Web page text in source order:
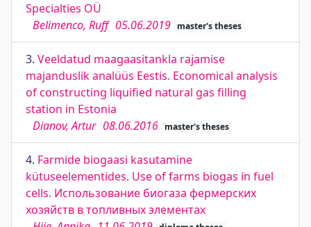
Specialties OÜ
Belimenco, Ruff 05.06.2019 master's theses
3. Veeldatud maagaasitankla rajamise
majanduslik analüüs Eestis. Economical analysis
of constructing liquified natural gas filling
station in Estonia
Dianov, Artur 08.06.2016 master's theses
4. Farmide biogaasi kasutamine
kütuseelementides. Use of farms biogas in fuel
cells. Использование биогаза фермерских
хозяйств в топливных элементах